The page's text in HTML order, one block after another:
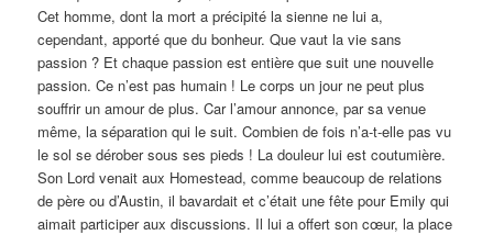
Cet homme, dont la mort a précipité la sienne ne lui a,
cependant, apporté que du bonheur. Que vaut la vie sans
passion ? Et chaque passion est entière que suit une nouvelle
passion. Ce n’est pas humain ! Le corps un jour ne peut plus
souffrir un amour de plus. Car l’amour annonce, par sa venue
même, la séparation qui le suit. Combien de fois n’a-t-elle pas vu
le sol se dérober sous ses pieds ! La douleur lui est coutumière.
Son Lord venait aux Homestead, comme beaucoup de relations
de père ou d’Austin, il bavardait et c’était une fête pour Emily qui
aimait participer aux discussions. Il lui a offert son cœur, la place